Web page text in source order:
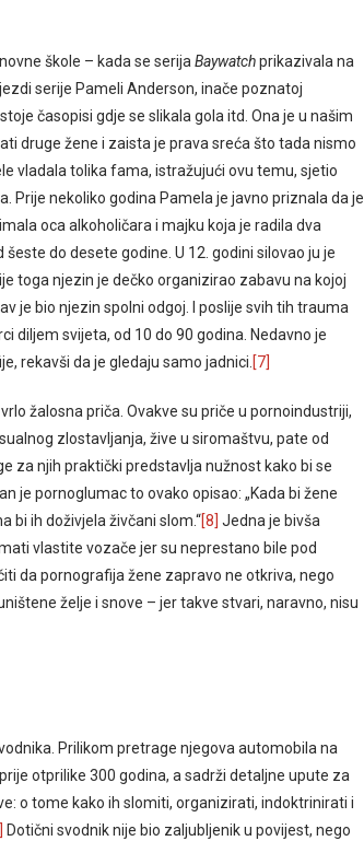
škole – kada se serija Baywatchprikazivala na
serije Pameli Anderson, inače poznatoj
časopisi gdje se slikala gola itd. Ona je u našim
druge žene i zaista je prava sreća što tada nismo
vladala tolika fama, istražujući ovu temu, sjetio
Prije nekoliko godina Pamela je javno priznala da je
oca alkoholičara i majku koja je radila dva
do desete godine. U 12. godini silovao ju je
toga njezin je dečko organizirao zabavu na kojoj
je bio njezin spolni odgoj. I poslije svih tih trauma
diljem svijeta, od 10 do 90 godina. Nedavno je
rekavši da je gledaju samo jadnici. [7]
žalosna priča. Ovakve su priče u pornoindustriji,
zlostavljanja, žive u siromaštvu, pate od
za njih praktički predstavlja nužnost kako bi se
je pornoglumac to ovako opisao: „Kada bi žene
bi ih doživjela živčani slom.“[8] Jedna je bivša
vlastite vozače jer su neprestano bile pod
da pornografija žene zapravo ne otkriva, nego
želje i snove – jer takve stvari, naravno, nisu
Prilikom pretrage njegova automobila na
otprilike 300 godina, a sadrži detaljne upute za
o tome kako ih slomiti, organizirati, indoktrinirati i
Dotični svodnik nije bio zaljubljenik u povijest, nego